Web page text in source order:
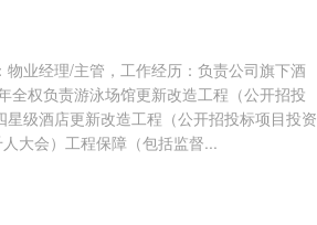
业经理/主管，工作经历：负责公司旗下酒
全权负责游泳场馆更新改造工程（公开招投
级酒店更新改造工程（公开招投标项目投资
大会）工程保障（包括监督...